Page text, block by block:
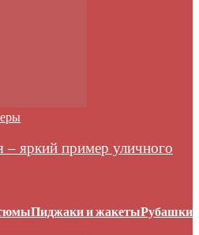
– яркий пример уличного
Пиджаки и жакетыРубашки